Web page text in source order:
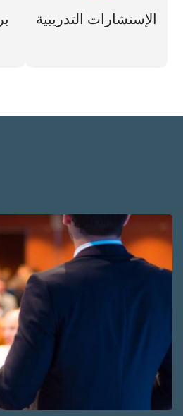
الإستشارات التدريبية